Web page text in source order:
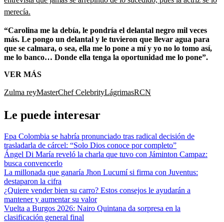
merecía.
“Carolina me la debía, le pondría el delantal negro mil veces
más. Le pongo un delantal y le tuvieron que llevar agua para
que se calmara, o sea, ella me lo pone a mí y yo no lo tomo así,
me lo banco… Donde ella tenga la oportunidad me lo pone”.
VER MÁS
Zulma reyMasterChef CelebrityLágrimasRCN
Le puede interesar
Epa Colombia se habría pronunciado tras radical decisión de
trasladarla de cárcel: “Solo Dios conoce por completo”
Ángel Di María reveló la charla que tuvo con Jáminton Campaz:
busca convencerlo
La millonada que ganaría Jhon Lucumí si firma con Juventus:
destaparon la cifra
¿Quiere vender bien su carro? Estos consejos le ayudarán a
mantener y aumentar su valor
Vuelta a Burgos 2026: Nairo Quintana da sorpresa en la
clasificación general final